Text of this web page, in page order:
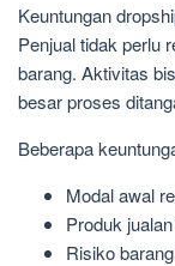
Keuntungan
Penjual tidak perlu
barang. Aktivitas
besar proses
Beberapa
Modal awal
Produk
Risiko